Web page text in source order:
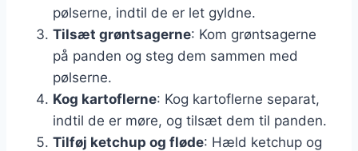
pølserne, indtil de er let gyldne.
Tilsæt grøntsagerne: Kom grøntsagerne
på panden og steg dem sammen med
pølserne.
Kog kartoflerne: Kog kartoflerne separat,
indtil de er møre, og tilsæt dem til panden.
Tilføj ketchup og fløde: Hæld ketchup og